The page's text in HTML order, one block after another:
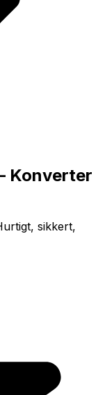
Konverter
sikkert,